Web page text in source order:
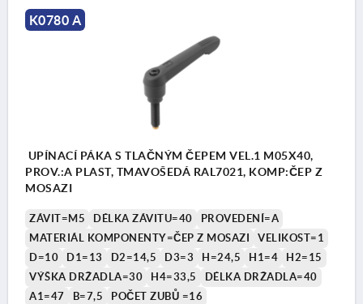
K0780 A
UPÍNACÍ PÁKA S TLAČNÝM ČEPEM VEL.1 M05X40,
PROV.:A PLAST, TMAVOŠEDÁ RAL7021, KOMP:ČEP Z
MOSAZI
ZÁVIT=M5 DÉLKA ZÁVITU=40
PROVEDENÍ=A
MATERIÁL KOMPONENTY=ČEP Z MOSAZI
VELIKOST=1
D=10
D1=13 D2=14,5 D3=3 H=24,5 H1=4
H2=15
VÝŠKA DRŽADLA=30
H4=33,5
DÉLKA DRŽADLA=40
A1=47
B=7,5 POČET ZUBŮ =16